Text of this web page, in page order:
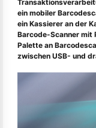
ein mobiler
ein Kassierer an der
Barcode-Scanner mit
Palette an
zwischen USB- und